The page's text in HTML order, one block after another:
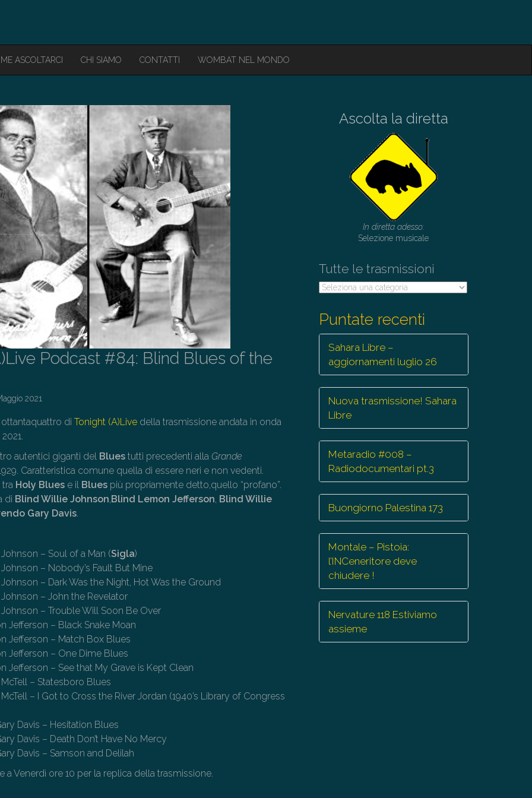
ASCOLTARCI CHI SIAMO CONTATTI WOMBAT NEL MONDO
Podcast #84: Blind Blues of the
2021
di Tonight (A)Live della trasmissione andata in onda
autentici giganti del Blues tutti precedenti allaGrande
Caratteristica comune quella di essere neri e non vedenti.
tra Holy Blues e il Blues più propriamente detto,quello “profano”.
di Blind Willie Johnson,Blind Lemon Jefferson, Blind Willie
Gary Davis.
– Soul of a Man (Sigla)
– Nobody’s Fault But Mine
– Dark Was the Night, Hot Was the Ground
– John the Revelator
– Trouble Will Soon Be Over
Jefferson – Black Snake Moan
Jefferson – Match Box Blues
Jefferson – One Dime Blues
Jefferson – See that My Grave is Kept Clean
– Statesboro Blues
– I Got to Cross the River Jordan (1940’s Library of Congress
Davis – Hesitation Blues
Davis – Death Don’t Have No Mercy
Davis – Samson and Delilah
a Venerdì ore 10 per la replica della trasmissione.
Ascolta la diretta
In diretta adesso:
Selezione musicale
Tutte le trasmissioni
Tutte
Puntate recenti
Sahara Libre –
aggiornamenti luglio 26
Nuova trasmissione! Sahara
Libre
Metaradio #008 –
Radiodocumentari pt.3
Buongiorno Palestina 173
Montale – Pistoia:
l’INCeneritore deve
chiudere !
Nervature 118 Estiviamo
assieme